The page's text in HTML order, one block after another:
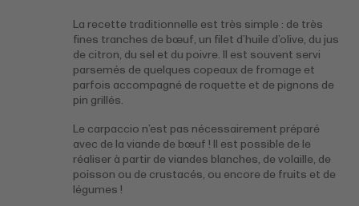
La recette traditionnelle est très simple : de très
fines tranches de bœuf, un filet d’huile d’olive, du jus
de citron, du sel et du poivre. Il est souvent servi
parsemés de quelques copeaux de fromage et
parfois accompagné de roquette et de pignons de
pin grillés.
Le carpaccio n’est pas nécessairement préparé
avec de la viande de bœuf ! Il est possible de le
réaliser à partir de viandes blanches, de volaille, de
poisson ou de crustacés, ou encore de fruits et de
légumes !